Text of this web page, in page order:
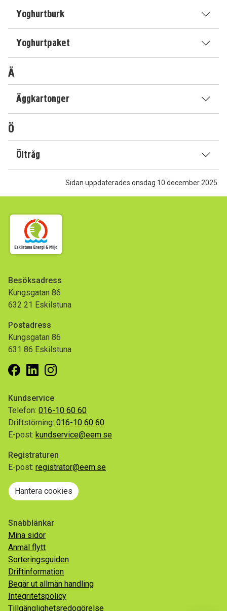
Yoghurtburk
Yoghurtpaket
Ä
Äggkartonger
Ö
Öltråg
Sidan uppdaterades onsdag 10 december 2025.
Besöksadress
Kungsgatan 86
632 21 Eskilstuna
Postadress
Kungsgatan 86
631 86 Eskilstuna
Facebook
LinkedinInstagram
Kundservice
Telefon: 016-10 60 60
Driftstörning: 016-10 60 60
E-post: kundservice@eem.se
Registraturen
E-post: registrator@eem.se
Hantera cookies
Snabblänkar
Mina sidor
Anmäl flytt
Sorteringsguiden
Driftinformation
Begär ut allmän handling
Integritetspolicy
Tillgänglighetsredogörelse